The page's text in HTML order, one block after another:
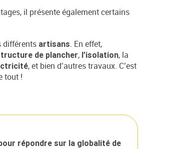
il présente également certains
différents artisans. En effet,
de plancher, l’isolation, la
, et bien d’autres travaux. C’est
tout !
répondre sur la globalité de